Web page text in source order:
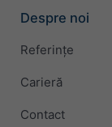
Despre noi
Referințe
Carieră
Contact